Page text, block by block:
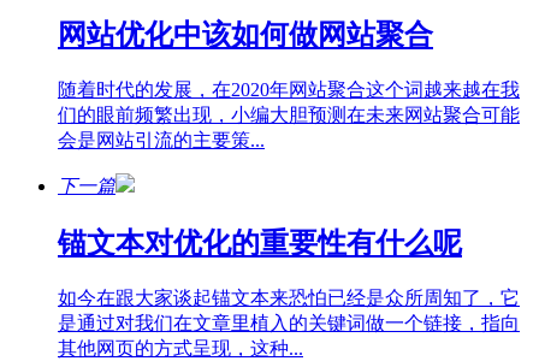
网站优化中该如何做网站聚合
随着时代的发展，在2020年网站聚合这个词越来越在我
们的眼前频繁出现，小编大胆预测在未来网站聚合可能
会是网站引流的主要策...
下一篇
锚文本对优化的重要性有什么呢
如今在跟大家谈起锚文本来恐怕已经是众所周知了，它
是通过对我们在文章里植入的关键词做一个链接，指向
其他网页的方式呈现，这种...